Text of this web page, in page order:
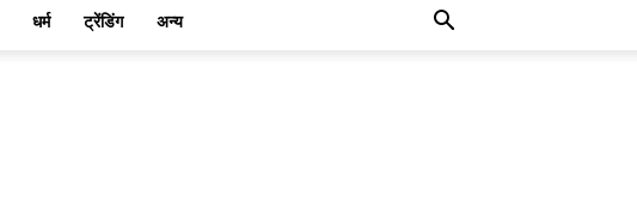
धर्म ट्रेंडिंग अन्य